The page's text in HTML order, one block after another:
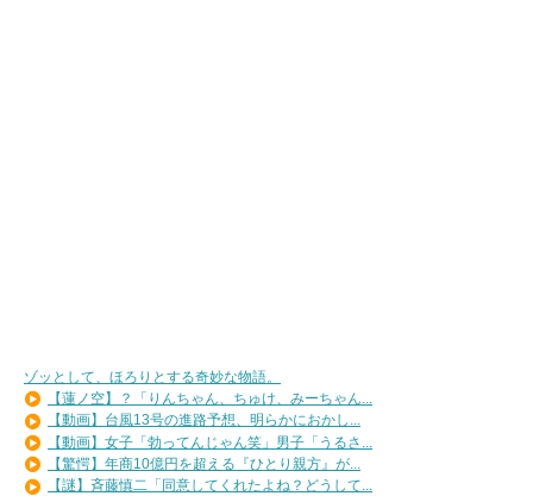
ゾッとして、ほろりとする奇妙な物語。
【蓮ノ空】？「りんちゃん、ちゅけ、みーちゃん...
【動画】台風13号の進路予想、明らかにおかし...
【動画】女子「勃ってんじゃん笑」男子「うるさ...
【驚愕】年商10億円を超える『ひとり親方』が...
【謎】斉藤慎二「同意してくれたよね？どうして...